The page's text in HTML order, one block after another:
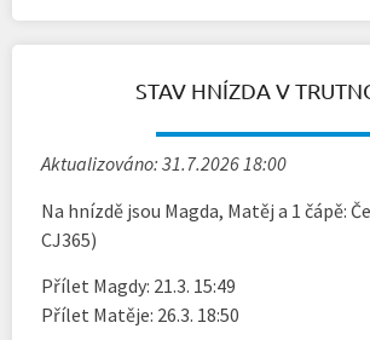
STAV HNÍZDA V
Aktualizováno: 31.7.2026 18:00
Na hnízdě jsou Magda, Matěj a 1 čápě:
CJ365)
Přílet Magdy: 21.3. 15:49
Přílet Matěje: 26.3. 18:50